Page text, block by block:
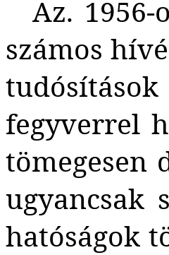
Az.
számos
fegyverrel
tömegesen
ugyancsak
hatóságok